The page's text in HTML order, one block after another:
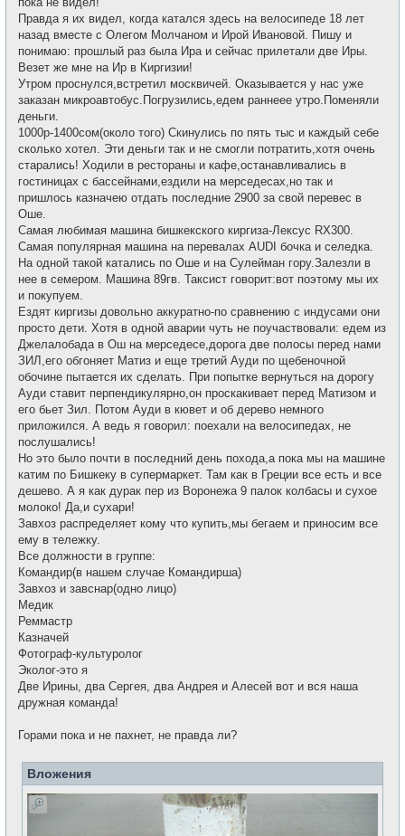
Правда я их видел, когда катался здесь на велосипеде 18 лет
назад вместе с Олегом Молчаном и Ирой Ивановой. Пишу и
понимаю: прошлый раз была Ира и сейчас прилетали две Иры.
Везет же мне на Ир в Киргизии!
Утром проснулся,встретил москвичей. Оказывается у нас уже
заказан микроавтобус.Погрузились,едем раннеее утро.Поменяли
деньги.
1000р-1400сом(около того) Скинулись по пять тыс и каждый себе
сколько хотел. Эти деньги так и не смогли потратить,хотя очень
старались! Ходили в рестораны и кафе,останавливались в
гостиницах с бассейнами,ездили на мерседесах,но так и
пришлось казначею отдать последние 2900 за свой перевес в
Оше.
Самая любимая машина бишкекского киргиза-Лексус RX300.
Самая популярная машина на перевалах AUDI бочка и селедка.
На одной такой катались по Оше и на Сулейман гору.Залезли в
нее в семером. Машина 89гв. Таксист говорит:вот поэтому мы их
и покупуем.
Ездят киргизы довольно аккуратно-по сравнению с индусами они
просто дети. Хотя в одной аварии чуть не поучаствовали: едем из
Джелалобада в Ош на мерседесе,дорога две полосы перед нами
ЗИЛ,его обгоняет Матиз и еще третий Ауди по щебеночной
обочине пытается их сделать. При попытке вернуться на дорогу
Ауди ставит перпендикулярно,он проскакивает перед Матизом и
его бьет Зил. Потом Ауди в кювет и об дерево немного
приложился. А ведь я говорил: поехали на велосипедах, не
послушались!
Но это было почти в последний день похода,а пока мы на машине
катим по Бишкеку в супермаркет. Там как в Греции все есть и все
дешево. А я как дурак пер из Воронежа 9 палок колбасы и сухое
молоко! Да,и сухари!
Завхоз распределяет кому что купить,мы бегаем и приносим все
ему в тележку.
Все должности в группе:
Командир(в нашем случае Командирша)
Завхоз и завснар(одно лицо)
Медик
Реммастр
Казначей
Фотограф-культуролог
Эколог-это я
Две Ирины, два Сергея, два Андрея и Алесей вот и вся наша
дружная команда!
Горами пока и не пахнет, не правда ли?
Вложения